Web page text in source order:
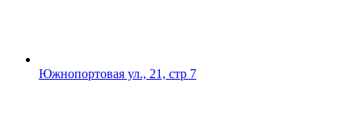
Южнопортовая ул., 21, стр 7